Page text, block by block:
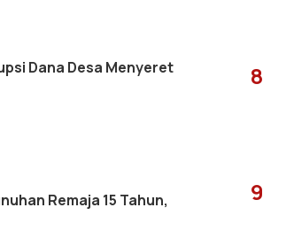
Dana Desa Menyeret
Remaja 15 Tahun,
8
9